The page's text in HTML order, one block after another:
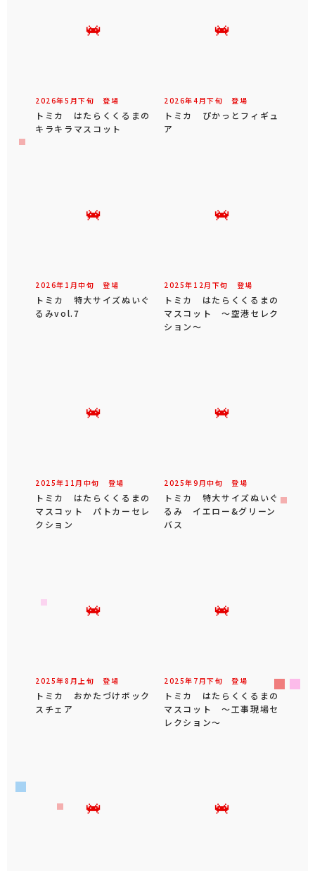
2026年5 月下旬 登場
トミカ はたらくくるまの
キラキラマスコット
2026年4 月下旬 登場
トミカ ぴかっとフィギュ
ア
2026年 1 月中旬 登場
トミカ 特大サイズぬいぐ
るみvol.7
2025年 12 月 下旬 登場
トミカ はたらくくるまの
マスコット ～空港セレク
ション～
2025年 11 月 中旬 登場
トミカ はたらくくるまの
マスコット パトカーセレ
クション
2025年9 月中旬 登場
トミカ 特大サイズぬいぐ
るみ イエロー&グリーン
バス
2025年8 月 上旬 登場
トミカ おかたづけボック
スチェア
2025年 7 月下旬 登場
トミカ はたらくくるまの
マスコット ～工事現場セ
レクション～